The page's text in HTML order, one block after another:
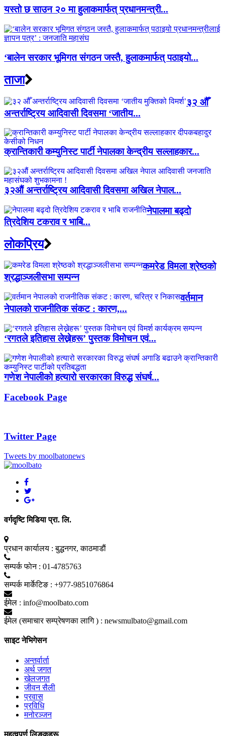
यस्तो छ साउन २० मा हुलाकमार्फत् प्रधानमन्त्री...
‘बालेन सरकार भूमिगत संगठन जस्तै, हुलाकमार्फत् पठाइयो...
ताजा
३२ औँ
अन्तर्राष्ट्रिय आदिवासी दिवसमा ‘जातीय...
क्रान्तिकारी कम्युनिस्ट पार्टी नेपालका केन्द्रीय सल्लाहकार...
३२औं अन्तर्राष्ट्रिय आदिवासी दिवसमा अखिल नेपाल...
नेपालमा बढ्दो
त्रिदेशिय टकराव र भाबि...
लाेकप्रिय
कमरेड विमला श्रेष्ठको
श्रद्धाञ्जलीसभा सम्पन्न
वर्तमान
नेपालको राजनीतिक संकट : कारण,...
‘रगतले इतिहास लेख्नेहरू’ पुस्तक विमोचन एवं...
गणेश नेपालीको हत्यारो सरकारका विरुद्ध संघर्ष...
Facebook Page
Twitter Page
Tweets by moolbatonews
वर्गदृष्टि मिडिया प्रा. लि.
प्रधान कार्यालय : बुद्धनगर, काठमाडाैं
सम्पर्क फाेन : 01-4785763
सम्पर्क मार्केटिङ : +977-9851076864
ईमेल : info@moolbato.com
ईमेल (समाचार सम्प्रेषणका लागि ) : newsmulbato@gmail.com
साइट नेभिगेसन
अन्तर्वार्ता
अर्थ जगत
खेलजगत
जीवन सैली
प्रवास
प्रविधि
मनोरञ्जन
महत्वपूर्ण लिङ्कहरू